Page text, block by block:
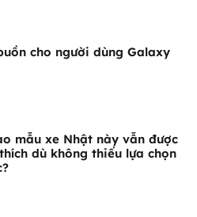
cho người dùng Galaxy
mẫu xe Nhật này vẫn được
dù không thiếu lựa chọn